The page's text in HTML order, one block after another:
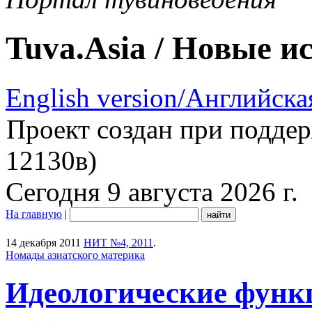
Tuva.Asia / Новые
English version/
Проект создан при
12130в)
Сегодня 9 августа 2026 г.
На главную |
14 декабря 2011 НИТ №4, 2011 .
Номады азиатского материка
Идеологические